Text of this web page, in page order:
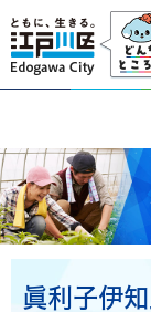
江戸川区
事業者の皆さま
応援します。
眞利子伊